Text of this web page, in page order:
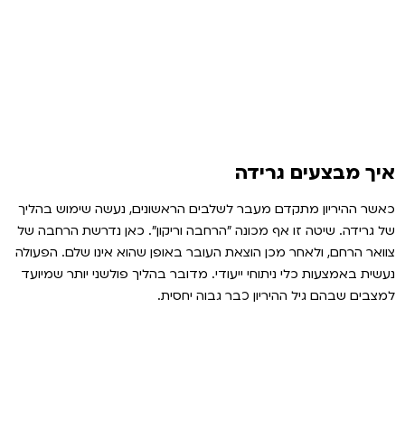
איך מבצעים גרידה
כאשר ההיריון מתקדם מעבר לשלבים הראשונים, נעשה שימוש בהליך
של גרידה. שיטה זו אף מכונה ״הרחבה וריקון״. כאן נדרשת הרחבה של
צוואר הרחם, ולאחר מכן הוצאת העובר באופן שהוא אינו שלם. הפעולה
נעשית באמצעות כלי ניתוחי ייעודי. מדובר בהליך פולשני יותר שמיועד
למצבים שבהם גיל ההיריון כבר גבוה יחסית.